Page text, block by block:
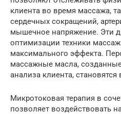
клиента во время массажа,
сердечных сокращений,
мышечное напряжение. Эти
оптимизации техники
максимального эффекта.
массажные масла,
анализа клиента,
Микротоковая терапия в
позволяет воздействовать